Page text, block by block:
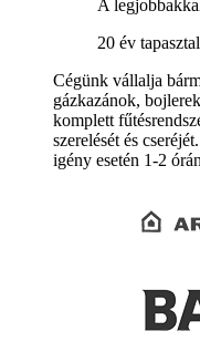
A
20 év
Cégünk vállalja
gázkazánok,
komplett
szerelését és
igény esetén 1-2